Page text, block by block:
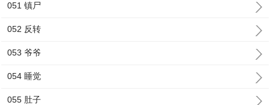
051 镇尸
052 反转
053 爷爷
054 睡觉
055 肚子